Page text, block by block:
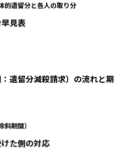
遺留分と各人の取り分
見表
遺留分減殺請求）の流れと期
期間）
た側の対応